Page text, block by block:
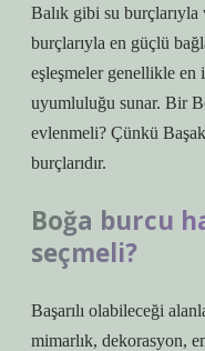
Balık gibi su
burçlarıyla en güçlü
eşleşmeler genellikle
uyumluluğu sunar. Bir
evlenmeli? Çünkü
burçlarıdır.
Boğa burcu
seçmeli?
Başarılı olabileceği
mimarlık, dekorasyon,